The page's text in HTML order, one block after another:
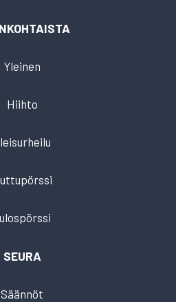
Yleinen
Hiihto
SEURA
Säännöt